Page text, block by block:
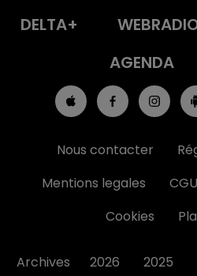
DELTA+
AGENDA
Nous contacter
Mentions legales
CGU
Cookies
Archives 2026 2025